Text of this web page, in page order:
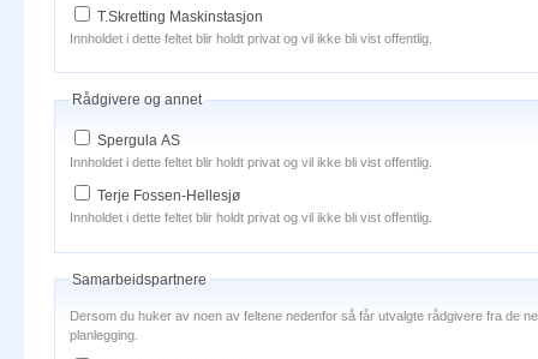
T.Skretting Maskinstasjon
Innholdet i dette feltet blir holdt privat og vil ikke bli vist offentlig.
Rådgivere og annet
Spergula AS
Innholdet i dette feltet blir holdt privat og vil ikke bli vist offentlig.
Terje Fossen-Hellesjø
Innholdet i dette feltet blir holdt privat og vil ikke bli vist offentlig.
Samarbeidspartnere
Dersom du huker av noen av feltene nedenfor så får utvalgte rådgivere fra de
planlegging.